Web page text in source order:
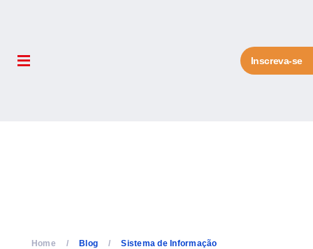
Inscreva-se
Home Blog Sistema de Informação